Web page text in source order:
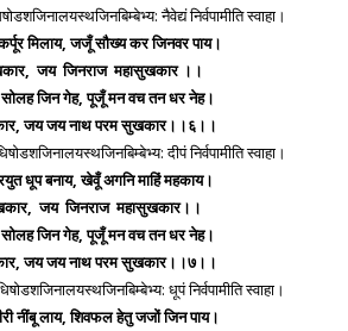
नैवेद्यं निर्वपामीति स्वाहा।
मिलाय, जजूँ सौख्य कर जिनवर पाय।
जय जिनराज महासुखकार ।।
जिन गेह, पूजूँ मन वच तन धर नेह।
जय जय नाथ परम सुखकार।।६।।
दीपं निर्वपामीति स्वाहा।
धूप बनाय, खेवूँ अगनि माहिं महकाय।
जय जिनराज महासुखकार।।
जिन गेह, पूजूँ मन वच तन धर नेह।
जय जय नाथ परम सुखकार।।७।।
धूपं निर्वपामीति स्वाहा।
नींबू लाय, शिवफल हेतु जजों जिन पाय।